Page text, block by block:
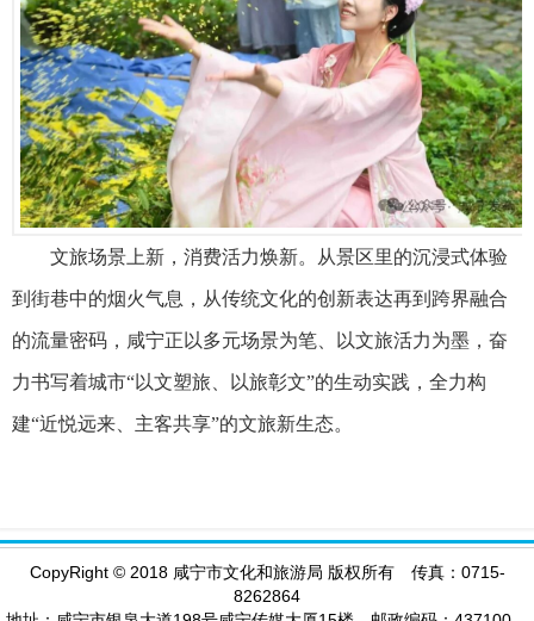
文旅场景上新，消费活力焕新。从景区里的沉浸式体验
到街巷中的烟火气息，从传统文化的创新表达再到跨界融合
的流量密码，咸宁正以多元场景为笔、以文旅活力为墨，奋
力书写着城市“以文塑旅、以旅彰文”的生动实践，全力构
建“近悦远来、主客共享”的文旅新生态。
CopyRight ©2018 咸宁市文化和旅游局 版权所有 传真：0715-
8262864